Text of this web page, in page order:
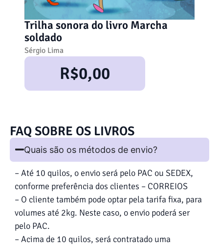
Trilha sonora do livro Marcha
soldado
Sérgio Lima
R$0,00
FAQ SOBRE OS LIVROS
Quais são os métodos de envio?
– Até 10 quilos, o envio será pelo PAC ou SEDEX,
conforme preferência dos clientes – CORREIOS
– O cliente também pode optar pela tarifa fixa, para
volumes até 2kg. Neste caso, o envio poderá ser
pelo PAC.
– Acima de 10 quilos, será contratado uma